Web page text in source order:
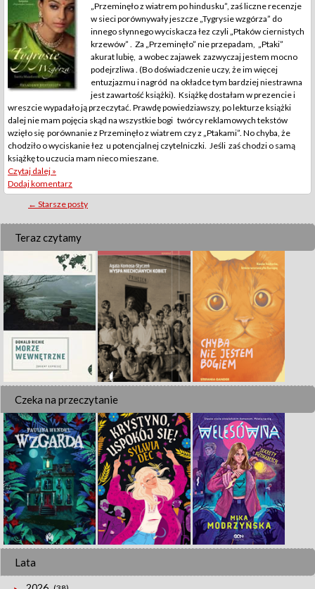
„Przeminęło z wiatrem po hindusku”, zaś liczne recenzje
w sieci porównywały jeszcze „Tygrysie wzgórza” do
innego słynnego wyciskacza łez czyli „Ptaków ciernistych
krzewów” . Za „Przeminęło” nie przepadam, „Ptaki”
akurat lubię, a wobec zajawek zazwyczaj jestem mocno
podejrzliwa . (Bo doświadczenie uczy, że im więcej
entuzjazmu i nagród na okładce tym bardziej niestrawna
jest zawartość książki). Książkę dostałam w prezencie i
wreszcie wypadało ją przeczytać. Prawdę powiedziawszy, po lekturze książki
dalej nie mam pojęcia skąd na wszystkie bogi twórcy reklamowych tekstów
wzięło się porównanie z Przeminęło z wiatrem czy z „Ptakami”. No chyba, że
chodziło o wyciskanie łez u potencjalnej czytelniczki. Jeśli zaś chodzi o samą
książkę to uczucia mam nieco mieszane.
Czytaj dalej »
Dodaj komentarz
Posts
navigation
← Starsze posty
Teraz czytamy
Czeka na przeczytanie
Lata